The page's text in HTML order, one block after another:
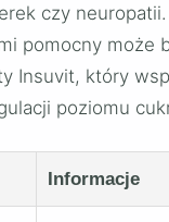
czy
pomocny może
Insuvit, który
poziomu
Informacje